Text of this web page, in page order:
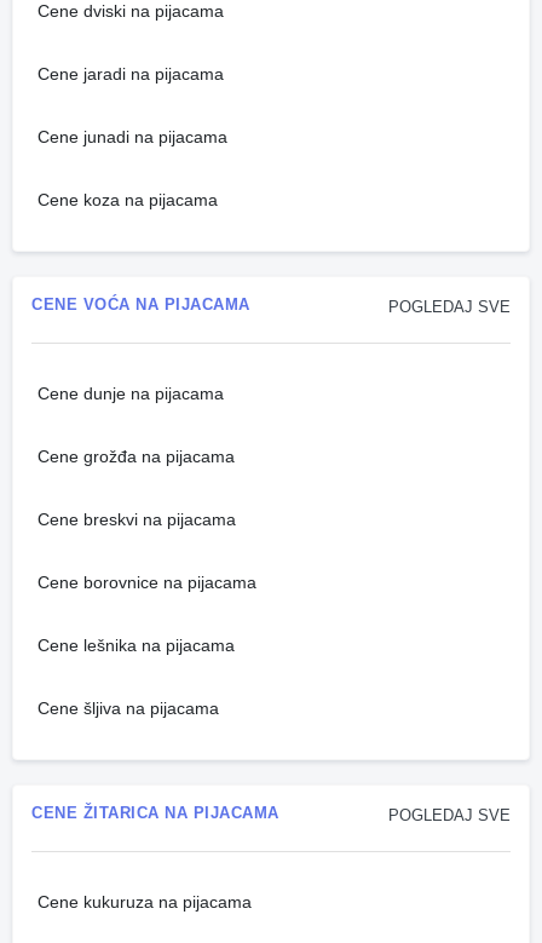
Cene dviski na pijacama
Cene jaradi na pijacama
Cene junadi na pijacama
Cene koza na pijacama
POGLEDAJ SVE
CENE VOĆA NA PIJACAMA
Cene dunje na pijacama
Cene grožđa na pijacama
Cene breskvi na pijacama
Cene borovnice na pijacama
Cene lešnika na pijacama
Cene šljiva na pijacama
POGLEDAJ SVE
CENE ŽITARICA NA PIJACAMA
Cene kukuruza na pijacama